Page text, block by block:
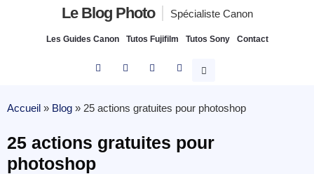
Le Blog Photo Spécialiste Canon
Les Guides Canon Tutos Fujifilm Tutos Sony Contact
Accueil » Blog » 25 actions gratuites pour photoshop
25 actions gratuites pour
photoshop